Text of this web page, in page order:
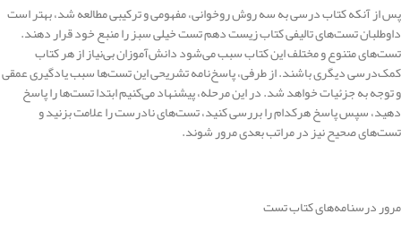
پس از آنکه کتاب درسی به سه روش روخوانی، مفهومی و ترکیبی مطالعه شد، بهتر است
داوطلبان تست‌های تالیفی کتاب زیست دهم تست خیلی سبز را منبع خود قرار دهند.
تست‌های متنوع و مختلف این کتاب سبب می‌شود دانش‌آموزان بی‌نیاز از هر کتاب
کمک‌درسی دیگری باشند. از طرفی، پاسخ‌نامه تشریحی این تست‌ها سبب یادگیری عمقی
و توجه به جزئیات خواهد شد. در این مرحله، پیشنهاد می‌کنیم ابتدا تست‌ها را پاسخ
دهید، سپس پاسخ هرکدام را بررسی کنید، تست‌های نادرست را علامت بزنید و
تست‌های صحیح نیز در مراتب بعدی مرور شوند.
مرور درسنامه‌های کتاب تست